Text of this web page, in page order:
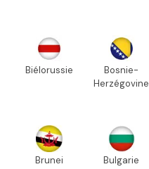
Biélorussie
Bosnie-
Herzégovine
Brunei Bulgarie